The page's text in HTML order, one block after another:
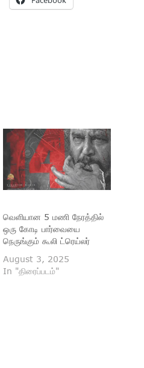
வெளியான 5 மணி நேரத்தில்
ஒரு கோடி பார்வையை
நெருங்கும் கூலி ட்ரெய்லர்
August 3, 2025
In "திரைப்படம்"